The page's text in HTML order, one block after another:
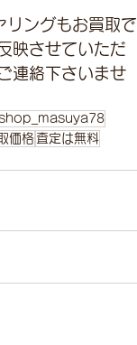
リングもお買取で
映させていただ
連絡下さいませ
価格 査定は無料